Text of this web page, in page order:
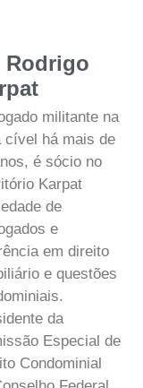
Rodrigo
militante na
cível há mais de
é sócio no
Karpat
de
e
em direito
e questões
da
Especial de
Condominial